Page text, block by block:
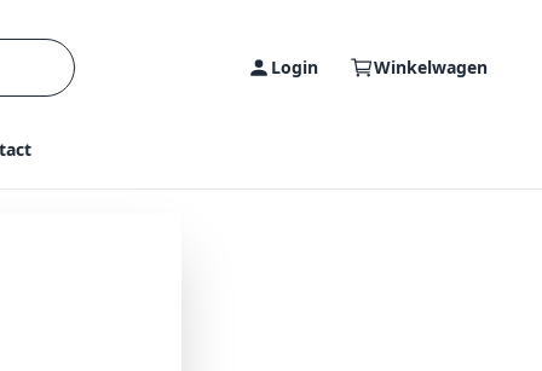
Login Winkelwagen